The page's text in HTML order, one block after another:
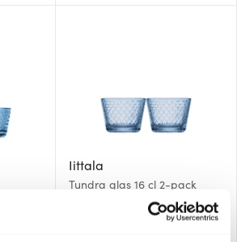
Iittala
Tundra glas 16 cl 2-pack